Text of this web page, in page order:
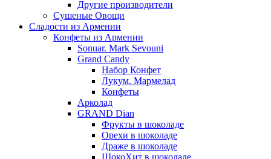
Другие производители
Сушеные Овощи
Сладости из Армении
Конфеты из Армении
Sonuar. Mark Sevouni
Grand Candy
Набор Конфет
Лукум. Мармелад
Конфеты
Арколад
GRAND Dian
Фрукты в шоколаде
Орехи в шоколаде
Драже в шоколаде
ШокоХит в шоколаде